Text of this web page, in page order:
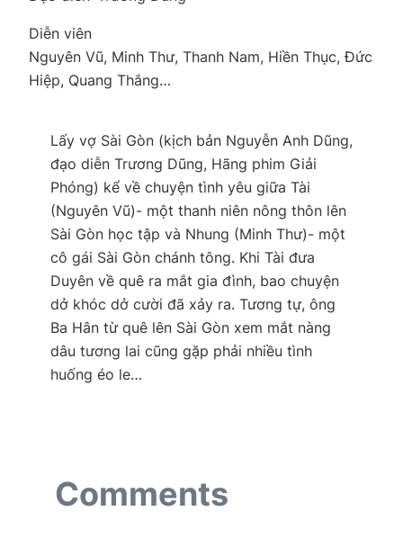
Diễn viên
Nguyên Vũ, Minh Thư, Thanh Nam, Hiền Thục, Đức
Hiệp, Quang Thắng…
Lấy vợ Sài Gòn (kịch bản Nguyễn Anh Dũng,
đạo diễn Trương Dũng, Hãng phim Giải
Phóng) kể về chuyện tình yêu giữa Tài
(Nguyên Vũ)- một thanh niên nông thôn lên
Sài Gòn học tập và Nhung (Minh Thư)- một
cô gái Sài Gòn chánh tông. Khi Tài đưa
Duyên về quê ra mắt gia đình, bao chuyện
dở khóc dở cười đã xảy ra. Tương tự, ông
Ba Hân từ quê lên Sài Gòn xem mắt nàng
dâu tương lai cũng gặp phải nhiều tình
huống éo le…
Comments